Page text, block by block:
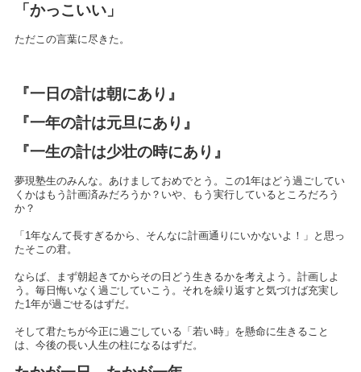
「かっこいい」
ただこの言葉に尽きた。
『一日の計は朝にあり』
『一年の計は元旦にあり』
『一生の計は少壮の時にあり』
夢現塾生のみんな。あけましておめでとう。 この1年はどう過ごしてい
くかはもう計画済みだろうか？いや、もう実行しているところだろう
か？
「1年なんて長すぎるから、そんなに計画通りにいかないよ！」と思っ
たそこの君。
ならば、まず朝起きてからその日どう生きるかを考えよう。計画しよ
う。毎日悔いなく過ごしていこう。それを繰り返すと気づけば充実し
た1年が過ごせるはずだ。
そして君たちが今正に過ごしている「若い時」を懸命に生きること
は、今後の長い人生の柱になるはずだ。